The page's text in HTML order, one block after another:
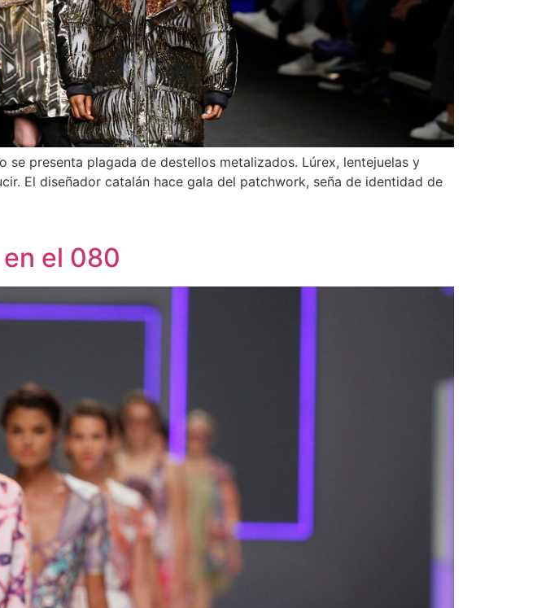
presenta plagada de destellos metalizados. Lúrex, lentejuelas y
El diseñador catalán hace gala del patchwork, seña de identidad de
el 080